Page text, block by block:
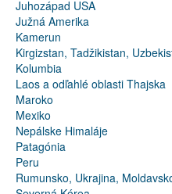
Juhozápad USA
Južná Amerika
Kamerun
Kirgizstan, Tadžikistan,
Kolumbia
Laos a odľahlé oblasti Thajska
Maroko
Mexiko
Nepálske Himaláje
Patagónia
Peru
Rumunsko, Ukrajina,